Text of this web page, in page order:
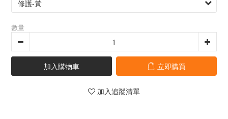
數量
加入購物車 立即購買
加入追蹤清單